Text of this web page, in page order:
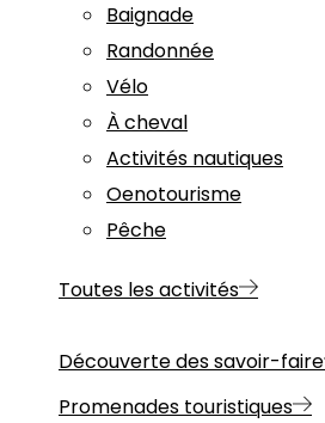
Baignade
Randonnée
Vélo
À cheval
Activités nautiques
Oenotourisme
Pêche
Toutes les activités
Découverte des savoir-faire
Promenades touristiques